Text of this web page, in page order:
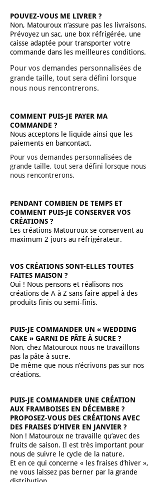
POUVEZ-VOUS ME LIVRER ?
Non, Matouroux n’assure pas les livraisons.
Prévoyez un sac, une box réfrigérée, une
caisse adaptée pour transporter votre
commande dans les meilleures conditions.
Pour vos demandes personnalisées de
grande taille, tout sera défini lorsque
nous nous rencontrerons.
COMMENT PUIS-JE PAYER MA
COMMANDE ?
Nous acceptons le liquide ainsi que les
paiements en bancontact.
Pour vos demandes personnalisées de
grande taille, tout sera défini lorsque nous
nous rencontrerons.
PENDANT COMBIEN DE TEMPS ET
COMMENT PUIS-JE CONSERVER VOS
CRÉATIONS ?
Les créations Matouroux se conservent au
maximum 2 jours au réfrigérateur.
VOS CRÉATIONS SONT-ELLES TOUTES
FAITES MAISON ?
Oui ! Nous pensons et réalisons nos
créations de A à Z sans faire appel à des
produits finis ou semi-finis.
PUIS-JE COMMANDER UN « WEDDING
CAKE » GARNI DE PÂTE À SUCRE ?
Non, chez Matouroux nous ne travaillons
pas la pâte à sucre.
De même que nous n’écrivons pas sur nos
créations.
PUIS-JE COMMANDER UNE CRÉATION
AUX FRAMBOISES EN DÉCEMBRE ?
PROPOSEZ-VOUS DES CRÉATIONS AVEC
DES FRAISES D’HIVER EN JANVIER ?
Non ! Matouroux ne travaille qu’avec des
fruits de saison. Il est très important pour
nous de suivre le cycle de la nature.
Et en ce qui concerne « les fraises d’hiver »,
ne vous laissez pas berner par la grande